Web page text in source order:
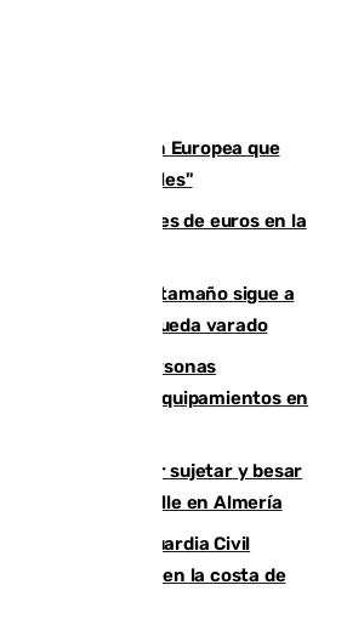
a la Unión Europea que
son "temporales"
más de 6 millones de euros en la
un atún de gran tamaño sigue a
de la playa y queda varado
la atención a personas
de viviendas y equipamientos en
años de cárcel por sujetar y besar
en plena calle en Almería
Umbría: la Guardia Civil
kilos de cocaína en la costa de